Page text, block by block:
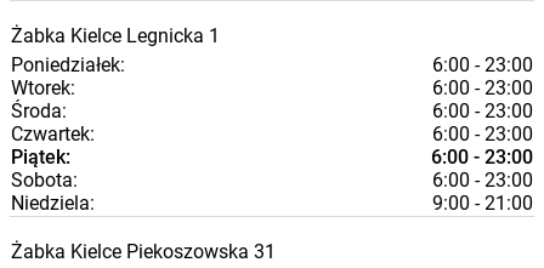
Żabka Kielce Legnicka 1
Poniedziałek:
6:00 - 23:00
Wtorek:
6:00 - 23:00
Środa:
6:00 - 23:00
Czwartek:
6:00 - 23:00
Piątek:
6:00 - 23:00
Sobota:
6:00 - 23:00
Niedziela:
9:00 - 21:00
Żabka Kielce Piekoszowska 31